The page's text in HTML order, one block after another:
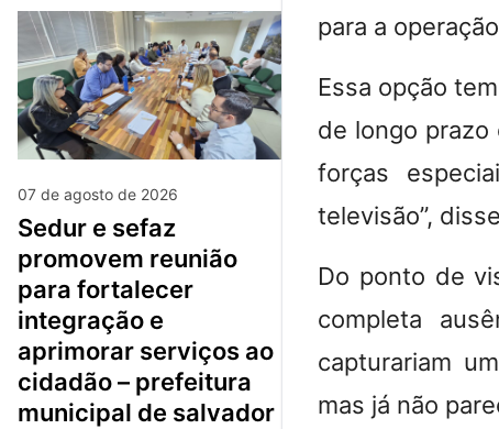
07 de agosto de 2026
sedur e sefaz
promovem reunião
para fortalecer
integração e
aprimorar serviços ao
cidadão – prefeitura
municipal de salvador
para a
Essa opção
de longo prazo
forças
televisão”,
Do ponto de
completa
capturariam
mas já não